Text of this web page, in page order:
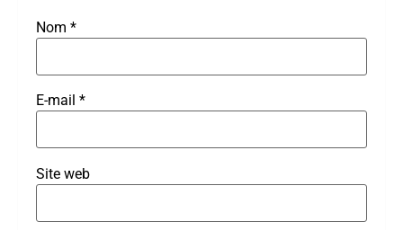
Nom *
E-mail *
Site web